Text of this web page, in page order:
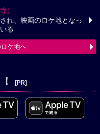
）
れ、映画のロケ地となっ
る
ケ地へ
[PR]